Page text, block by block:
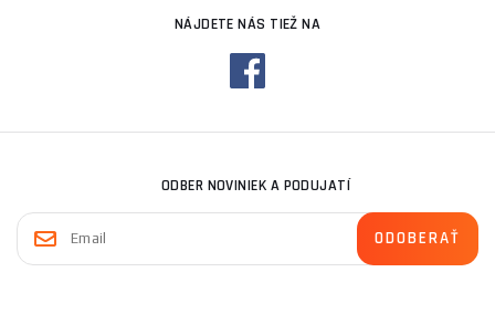
NÁJDETE NÁS TIEŽ NA
ODBER NOVINIEK A PODUJATÍ